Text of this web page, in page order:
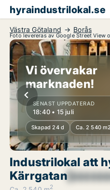
hyraindustrilokal.se
Västra Götaland Borås
Foto levereras av Google Street View
Vi övervakar
marknaden!
SENAST UPPDATERAD
18:40 • 15 juli
Skapad 24 d Ca. 2 540 m2
Industrilokal att
Kärrgatan
2